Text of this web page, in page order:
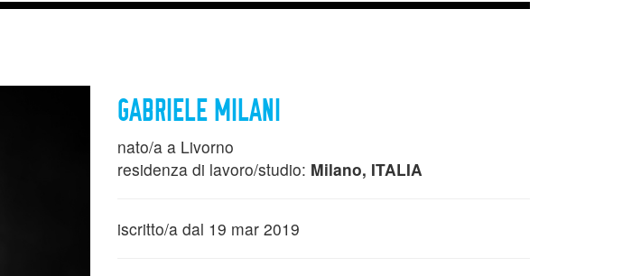
GABRIELE MILANI
nato/a a Livorno
residenza di lavoro/studio: Milano, ITALIA
iscritto/a dal 19 mar 2019